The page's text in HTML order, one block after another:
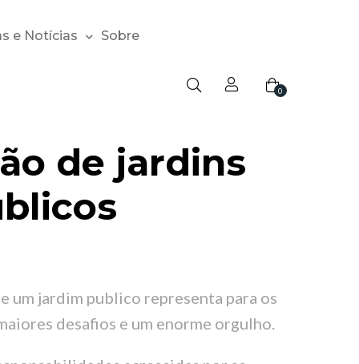
e Notícias Sobre
0
de jardins
um jardim publico representa para os
desafios e um enorme orgulho.